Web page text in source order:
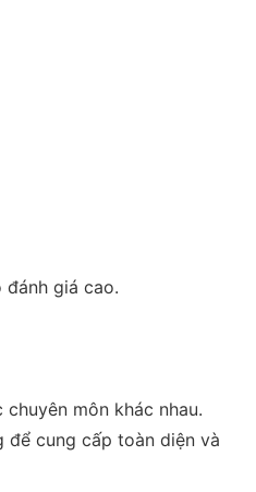
đánh giá cao.
môn khác nhau.
để cung cấp toàn diện và